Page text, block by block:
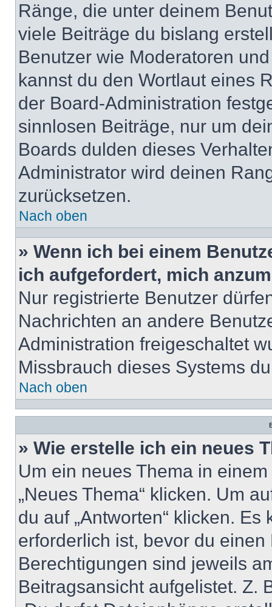
Ränge, die unter deinem
viele Beiträge du bislang
Benutzer wie Moderatoren
kannst du den Wortlaut eines
der Board-Administration
sinnlosen Beiträge, nur um
Boards dulden dieses
Administrator wird deinen
zurücksetzen.
Nach oben
» Wenn ich bei einem
ich aufgefordert, mich
Nur registrierte Benutzer
Nachrichten an andere
Administration freigeschaltet
Missbrauch dieses Systems
Nach oben
» Wie erstelle ich ein neues
Um ein neues Thema in
„Neues Thema“ klicken. Um
du auf „Antworten“ klicken.
erforderlich ist, bevor du
Berechtigungen sind jeweils
Beitragsansicht aufgelistet. Z.